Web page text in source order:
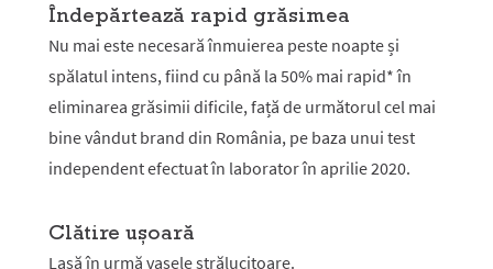
Îndepărtează rapid grăsimea
Nu mai este necesară înmuierea peste noapte și
spălatul intens, fiind cu până la 50% mai rapid* în
eliminarea grăsimii dificile, față de următorul cel mai
bine vândut brand din România, pe baza unui test
independent efectuat în laborator în aprilie 2020.
Clătire ușoară
Lasă în urmă vasele strălucitoare.